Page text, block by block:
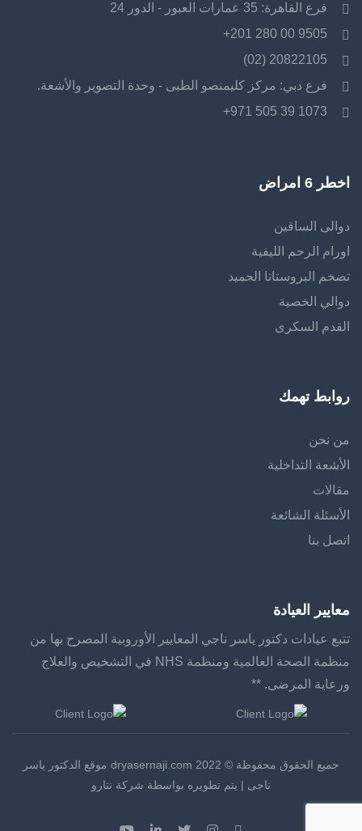
فرع القاهرة: 35 عمارات العبور - الدور 24
9505 00 280 201+
20822105 (02)
فرع دبي: مركز كليمنصو الطبى - وحدة التصوير والأشعة.
1073 39 505 971+
اخطر 6 امراض
دوالى الساقين
اورام الرحم الليفية
تضخم البروستاتا الحميد
دوالي الخصية
القدم السكرى
روابط تهمك
من نحن
الأشعة التداخلية
مقالات
الأسئلة الشائعة
اتصل بنا
معايير العيادة
تتبع عيادات دكتور ياسر ناجي المعايير الأوروبية المصرح بها من
منظمة الصحة العالمية ومنظمة NHS في التشخيص والعلاج
ورعاية المرضى. **
جميع الحقوق محفوظة © 2022 dryasernaji.com موقع الدكتور ياسر
ناجى | يتم تطويره بواسطة شركة نتارو